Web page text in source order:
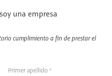
soy una empresa
cumplimiento a fin de prestar el
Primer apellido *